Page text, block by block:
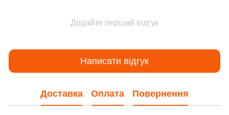
Додайте перший відгук
Написати відгук
Доставка Оплата Повернення